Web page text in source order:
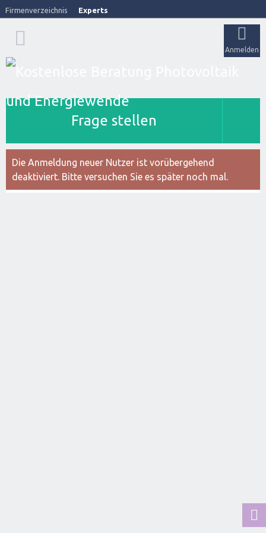
Firmenverzeichnis Experts
Anmelden
Frage stellen
Die Anmeldung neuer Nutzer ist vorübergehend
deaktiviert. Bitte versuchen Sie es später noch mal.